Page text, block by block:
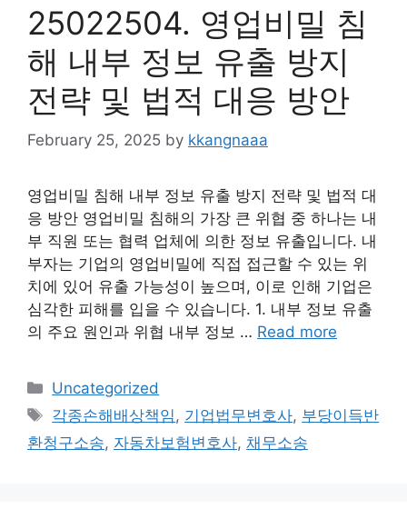
25022504. 영업비밀 침
해 내부 정보 유출 방지
전략 및 법적 대응 방안
February 25, 2025 by kkangnaaa
영업비밀 침해 내부 정보 유출 방지 전략 및 법적 대
응 방안 영업비밀 침해의 가장 큰 위협 중 하나는 내
부 직원 또는 협력 업체에 의한 정보 유출입니다. 내
부자는 기업의 영업비밀에 직접 접근할 수 있는 위
치에 있어 유출 가능성이 높으며, 이로 인해 기업은
심각한 피해를 입을 수 있습니다. 1. 내부 정보 유출
의 주요 원인과 위협 내부 정보 … Read more
Categories
Uncategorized
Tags
각종손해배상책임 , 기업법무변호사, 부당이득반
환청구소송, 자동차보험변호사, 채무소송